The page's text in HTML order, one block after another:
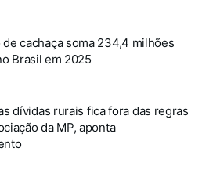
de cachaça soma 234,4 milhões
Brasil em 2025
dívidas rurais fica fora das regras
da MP, aponta